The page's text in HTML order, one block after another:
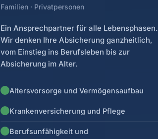
Familien · Privatpersonen
Ein Ansprechpartner für alle Lebensphasen.
Wir denken Ihre Absicherung ganzheitlich,
vom Einstieg ins Berufsleben bis zur
Absicherung im Alter.
Altersvorsorge und Vermögensaufbau
Krankenversicherung und Pflege
Berufsunfähigkeit und